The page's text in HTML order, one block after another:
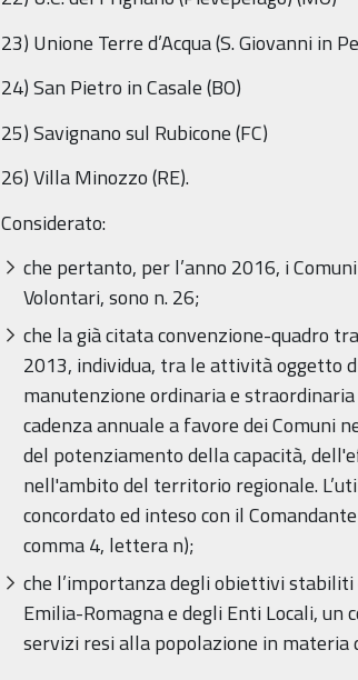
23) Unione Terre d’Acqua (S. Giovanni in
24) San Pietro in Casale (BO)
25) Savignano sul Rubicone (FC)
26) Villa Minozzo (RE).
Considerato:
che pertanto, per l’anno 2016, i
Volontari, sono n. 26;
che la già citata convenzione-quadro
2013, individua, tra le attività oggetto
manutenzione ordinaria e
cadenza annuale a favore dei Comuni
del potenziamento della capacità,
nell'ambito del territorio regionale.
concordato ed inteso con il
comma 4, lettera n);
che l’importanza degli obiettivi
Emilia-Romagna e degli Enti Locali,
servizi resi alla popolazione in materia